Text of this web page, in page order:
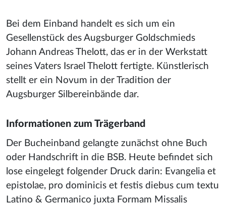
Bei dem Einband handelt es sich um ein
Gesellenstück des Augsburger Goldschmieds
Johann Andreas Thelott, das er in der Werkstatt
seines Vaters Israel Thelott fertigte. Künstlerisch
stellt er ein Novum in der Tradition der
Augsburger Silbereinbände dar.
Informationen zum Trägerband
Der Bucheinband gelangte zunächst ohne Buch
oder Handschrift in die BSB. Heute befindet sich
lose eingelegt folgender Druck darin: Evangelia et
epistolae, pro dominicis et festis diebus cum textu
Latino & Germanico juxta Formam Missalis